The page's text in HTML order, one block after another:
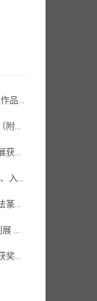
【名单公示】2026江西省“姜夔杯”书法篆刻作品展公示名单
“青川木牍杯”第三届全国隶书大赛评审揭晓（附拟获奖、入展作者名单）
【名单公示】第三届“欧阳中石杯”书法篆刻展获奖、入展名单
【名单公示】河南省第七届篆刻艺术展获奖、入展、入选名单公示
【名单公示】“林纾杯”福建省第一届青年书法篆刻作品展获奖、入展、入围名单
【青海征稿】 青海省第三届中青年书法篆刻展 （2026年8月31日截稿）
【名单公示】第二届“张謇奖”全国书法大展获奖、入展名单